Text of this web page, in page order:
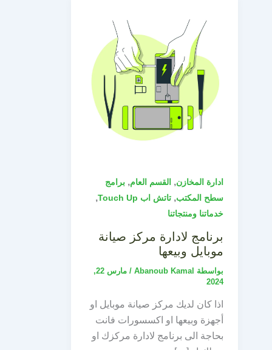
ادارة المخازن, القسم العام, برامج
سطح المكتب, تاتش اب Touch Up ,
خدماتنا ومنتجاتنا
برنامج لادارة مركز صيانة
موبايل وبيعها
بواسطة Abanoub Kamal
/
مارس 22,
2024
اذا كان لديك مركز صيانة موبايل او
أجهزة وبيعها او اكسسورات فانت
بحاجة الى برنامج لادارة مركزك او